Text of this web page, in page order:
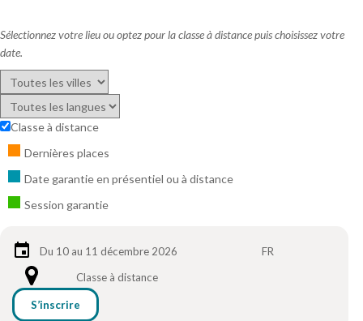
Sélectionnez votre lieu ou optez pour la classe à distance puis choisissez votre
date.
Classe à distance
Dernières places
Date garantie en présentiel ou à distance
Session garantie
Du 10 au 11 décembre 2026
FR
Classe à distance
S’inscrire